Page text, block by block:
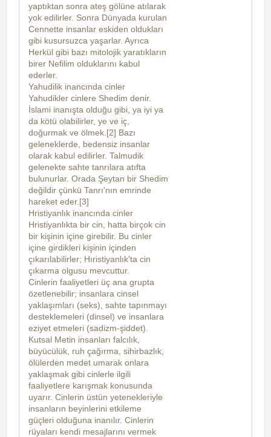
yaptıktan sonra ateş gölüne atılarak
yok edilirler. Sonra Dünyada kurulan
Cennette insanlar eskiden oldukları
gibi kusursuzca yaşarlar. Ayrıca
Herkül gibi bazı mitolojik yaratıkların
birer Nefilim olduklarını kabul
ederler.
Yahudilik inancında cinler
Yahudikler cinlere Shedim denir.
İslami inanışta olduğu gibi, ya iyi ya
da kötü olabilirler, ye ve iç,
doğurmak ve ölmek.[2] Bazı
geleneklerde, bedensiz insanlar
olarak kabul edilirler. Talmudik
gelenekte sahte tanrılara atıfta
bulunurlar. Orada Şeytan bir Shedim
değildir çünkü Tanrı'nın emrinde
hareket eder.[3]
Hristiyanlık inancında cinler
Hristiyanlıkta bir cin, hatta birçok cin
bir kişinin içine girebilir. Bu cinler
içine girdikleri kişinin içinden
çıkarılabilirler; Hıristiyanlık'ta cin
çıkarma olgusu mevcuttur.
Cinlerin faaliyetleri üç ana grupta
özetlenebilir; insanlara cinsel
yaklaşımları (seks), sahte tapınmayı
desteklemeleri (dinsel) ve insanlara
eziyet etmeleri (sadizm-şiddet).
Kutsal Metin insanları falcılık,
büyücülük, ruh çağırma, sihirbazlık,
ölülerden medet umarak onlara
yaklaşmak gibi cinlerle ilgili
faaliyetlere karışmak konusunda
uyarır. Cinlerin üstün yetenekleriyle
insanların beyinlerini etkileme
güçleri olduğuna inanılır. Cinlerin
rüyaları kendi mesajlarını vermek